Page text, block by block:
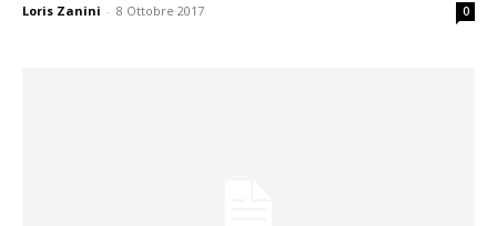
Loris Zanini - 8 Ottobre 2017 0